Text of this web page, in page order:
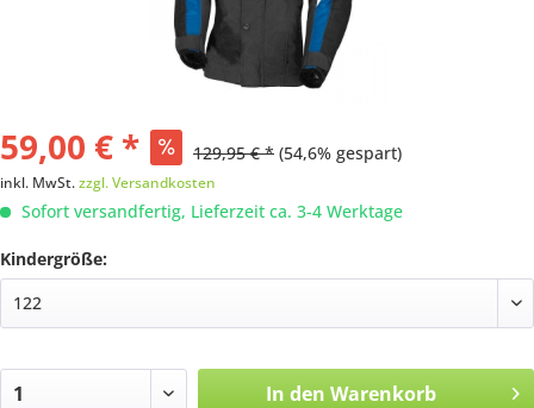
59,00 € * 129,95 € * (54,6% gespart)
inkl. MwSt.zzgl. Versandkosten
Sofort versandfertig, Lieferzeit ca. 3-4 Werktage
Kindergröße:
In den Warenkorb